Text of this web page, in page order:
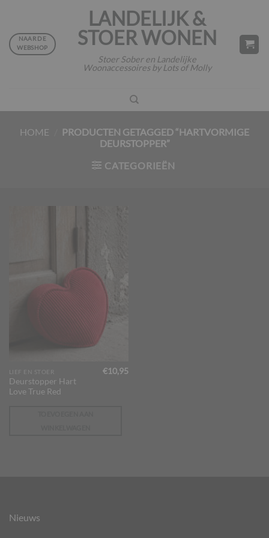
inhoud
LANDELIJK &
STOER WONEN
Stoer Sober en Landelijke
Woonaccessoires by Lots of Molly
NAAR DE
WEBSHOP
HOME
PRODUCTEN GETAGGED “HARTVORMIGE
DEURSTOPPER”
CATEGORIEËN
LIEF EN STOER
Deurstopper Hart
Love True Red
€10,95
Nieuws